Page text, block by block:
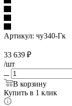
Артикул: чу340-Гк
33 639 ₽
/шт
В корзину
Купить в 1 клик